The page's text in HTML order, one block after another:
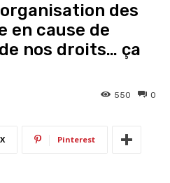
des
en cause de
nos droits… ça
0
550
X Pinterest